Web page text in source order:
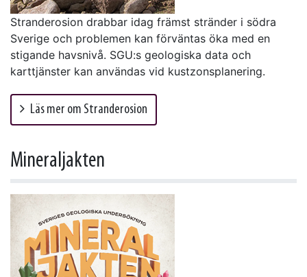
Stranderosion drabbar idag främst stränder i södra
Sverige och problemen kan förväntas öka med en
stigande havsnivå. SGU:s geologiska data och
karttjänster kan användas vid kustzonsplanering.
Läs mer om Stranderosion
Mineraljakten